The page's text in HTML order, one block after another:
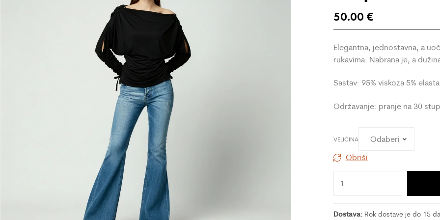
50.00€
Elegantna, jednostavna, a
rukavima. Nabrana je, a
Sastav: 95% viskoza 5%
Održavanje: pranje na 30
VELIČINA
Obriši
Dostava: Rok dostave je do 15